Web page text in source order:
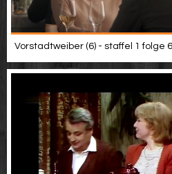
Vorstadtweiber (6) - staffel 1 folge 6